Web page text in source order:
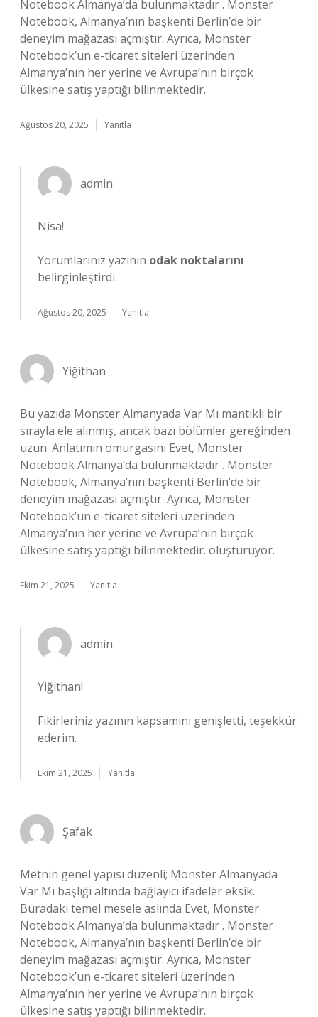
Notebook Almanya’da bulunmaktadır . Monster
Notebook, Almanya’nın başkenti Berlin’de bir
deneyim mağazası açmıştır. Ayrıca, Monster
Notebook’un e-ticaret siteleri üzerinden
Almanya’nın her yerine ve Avrupa’nın birçok
ülkesine satış yaptığı bilinmektedir.
Ağustos 20, 2025 Yanıtla
admin
Nisa!
Yorumlarınız yazının odak noktalarını
belirginleştirdi.
Ağustos 20, 2025 Yanıtla
Yiğithan
Bu yazıda Monster Almanyada Var Mı mantıklı bir
sırayla ele alınmış, ancak bazı bölümler gereğinden
uzun. Anlatımın omurgasını Evet, Monster
Notebook Almanya’da bulunmaktadır . Monster
Notebook, Almanya’nın başkenti Berlin’de bir
deneyim mağazası açmıştır. Ayrıca, Monster
Notebook’un e-ticaret siteleri üzerinden
Almanya’nın her yerine ve Avrupa’nın birçok
ülkesine satış yaptığı bilinmektedir. oluşturuyor.
Ekim 21, 2025 Yanıtla
admin
Yiğithan!
Fikirleriniz yazının kapsamını genişletti, teşekkür
ederim.
Ekim 21, 2025 Yanıtla
Şafak
Metnin genel yapısı düzenli; Monster Almanyada
Var Mı başlığı altında bağlayıcı ifadeler eksik.
Buradaki temel mesele aslında Evet, Monster
Notebook Almanya’da bulunmaktadır . Monster
Notebook, Almanya’nın başkenti Berlin’de bir
deneyim mağazası açmıştır. Ayrıca, Monster
Notebook’un e-ticaret siteleri üzerinden
Almanya’nın her yerine ve Avrupa’nın birçok
ülkesine satış yaptığı bilinmektedir..